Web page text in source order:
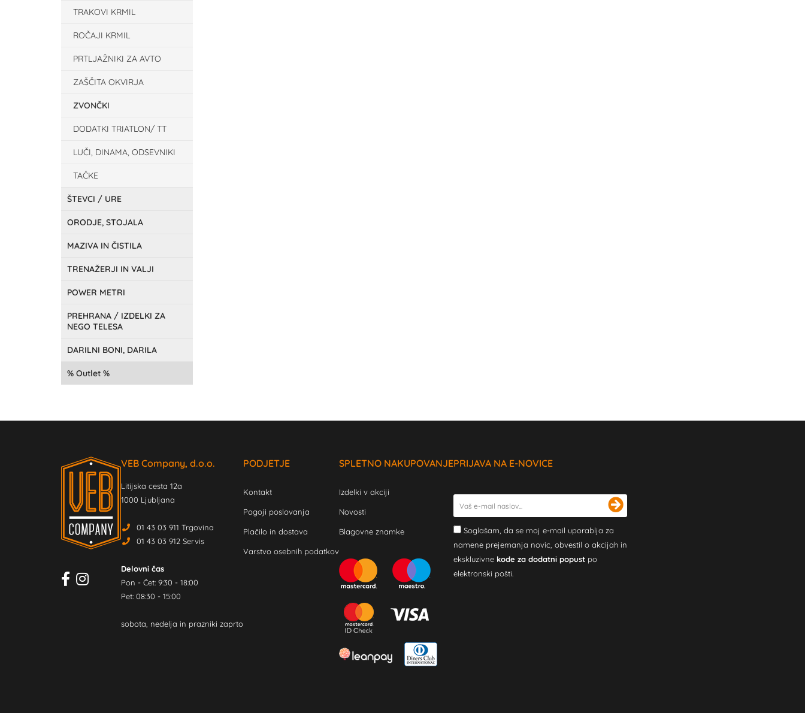
TRAKOVI KRMIL
ROČAJI KRMIL
PRTLJAŽNIKI ZA AVTO
ZAŠČITA OKVIRJA
ZVONČKI
DODATKI TRIATLON/ TT
LUČI, DINAMA, ODSEVNIKI
TAČKE
ŠTEVCI / URE
ORODJE, STOJALA
MAZIVA IN ČISTILA
TRENAŽERJI IN VALJI
POWER METRI
PREHRANA / IZDELKI ZA
NEGO TELESA
DARILNI BONI, DARILA
Outlet
VEB Company, d.o.o.
Litijska cesta 12a
1000 Ljubljana
01 43 03 911 Trgovina
01 43 03 912 Servis
Delovni čas
Pon - Čet: 9:30 - 18:00
Pet: 08:30 - 15:00
sobota, nedelja in prazniki zaprto
PODJETJE
Kontakt
Pogoji poslovanja
Plačilo in dostava
Varstvo osebnih podatkov
SPLETNO NAKUPOVANJE
Izdelki v akciji
Novosti
Blagovne znamke
PRIJAVA NA E-NOVICE
Soglašam, da se moj e-mail uporablja za
namene prejemanja novic, obvestil o akcijah in
ekskluzivne kode za dodatni popust po
elektronski pošti.